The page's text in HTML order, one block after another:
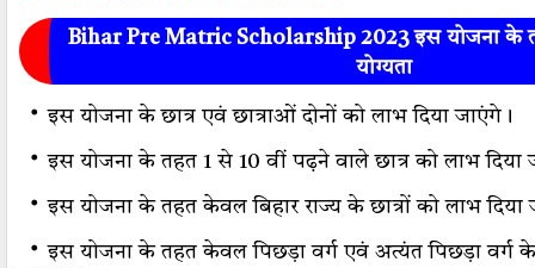
Bihar Pre Matric Scholarship 2023 इस योजना के
योग्यता
・इस योजना के छात्र एवं छात्राओं दोनों को लाभ दिया जाएंगे।
・इस योजना के तहत 1 से 10 वीं पढ़ने वाले छात्र को लाभ दिया
・इस योजना के तहत केवल बिहार राज्य के छात्रों को लाभ दिया
・इस योजना के तहत केवल पिछड़ा वर्ग एवं अत्यंत पिछड़ा वर्ग के